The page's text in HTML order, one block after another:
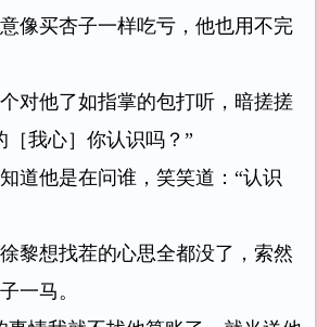
像买杏子一样吃亏，他也用不完
对他了如指掌的包打听，暗搓搓
［我心］你认识吗？”
道他是在问谁，笑笑道：“认识
黎想找茬的心思全都没了，索然
一马。